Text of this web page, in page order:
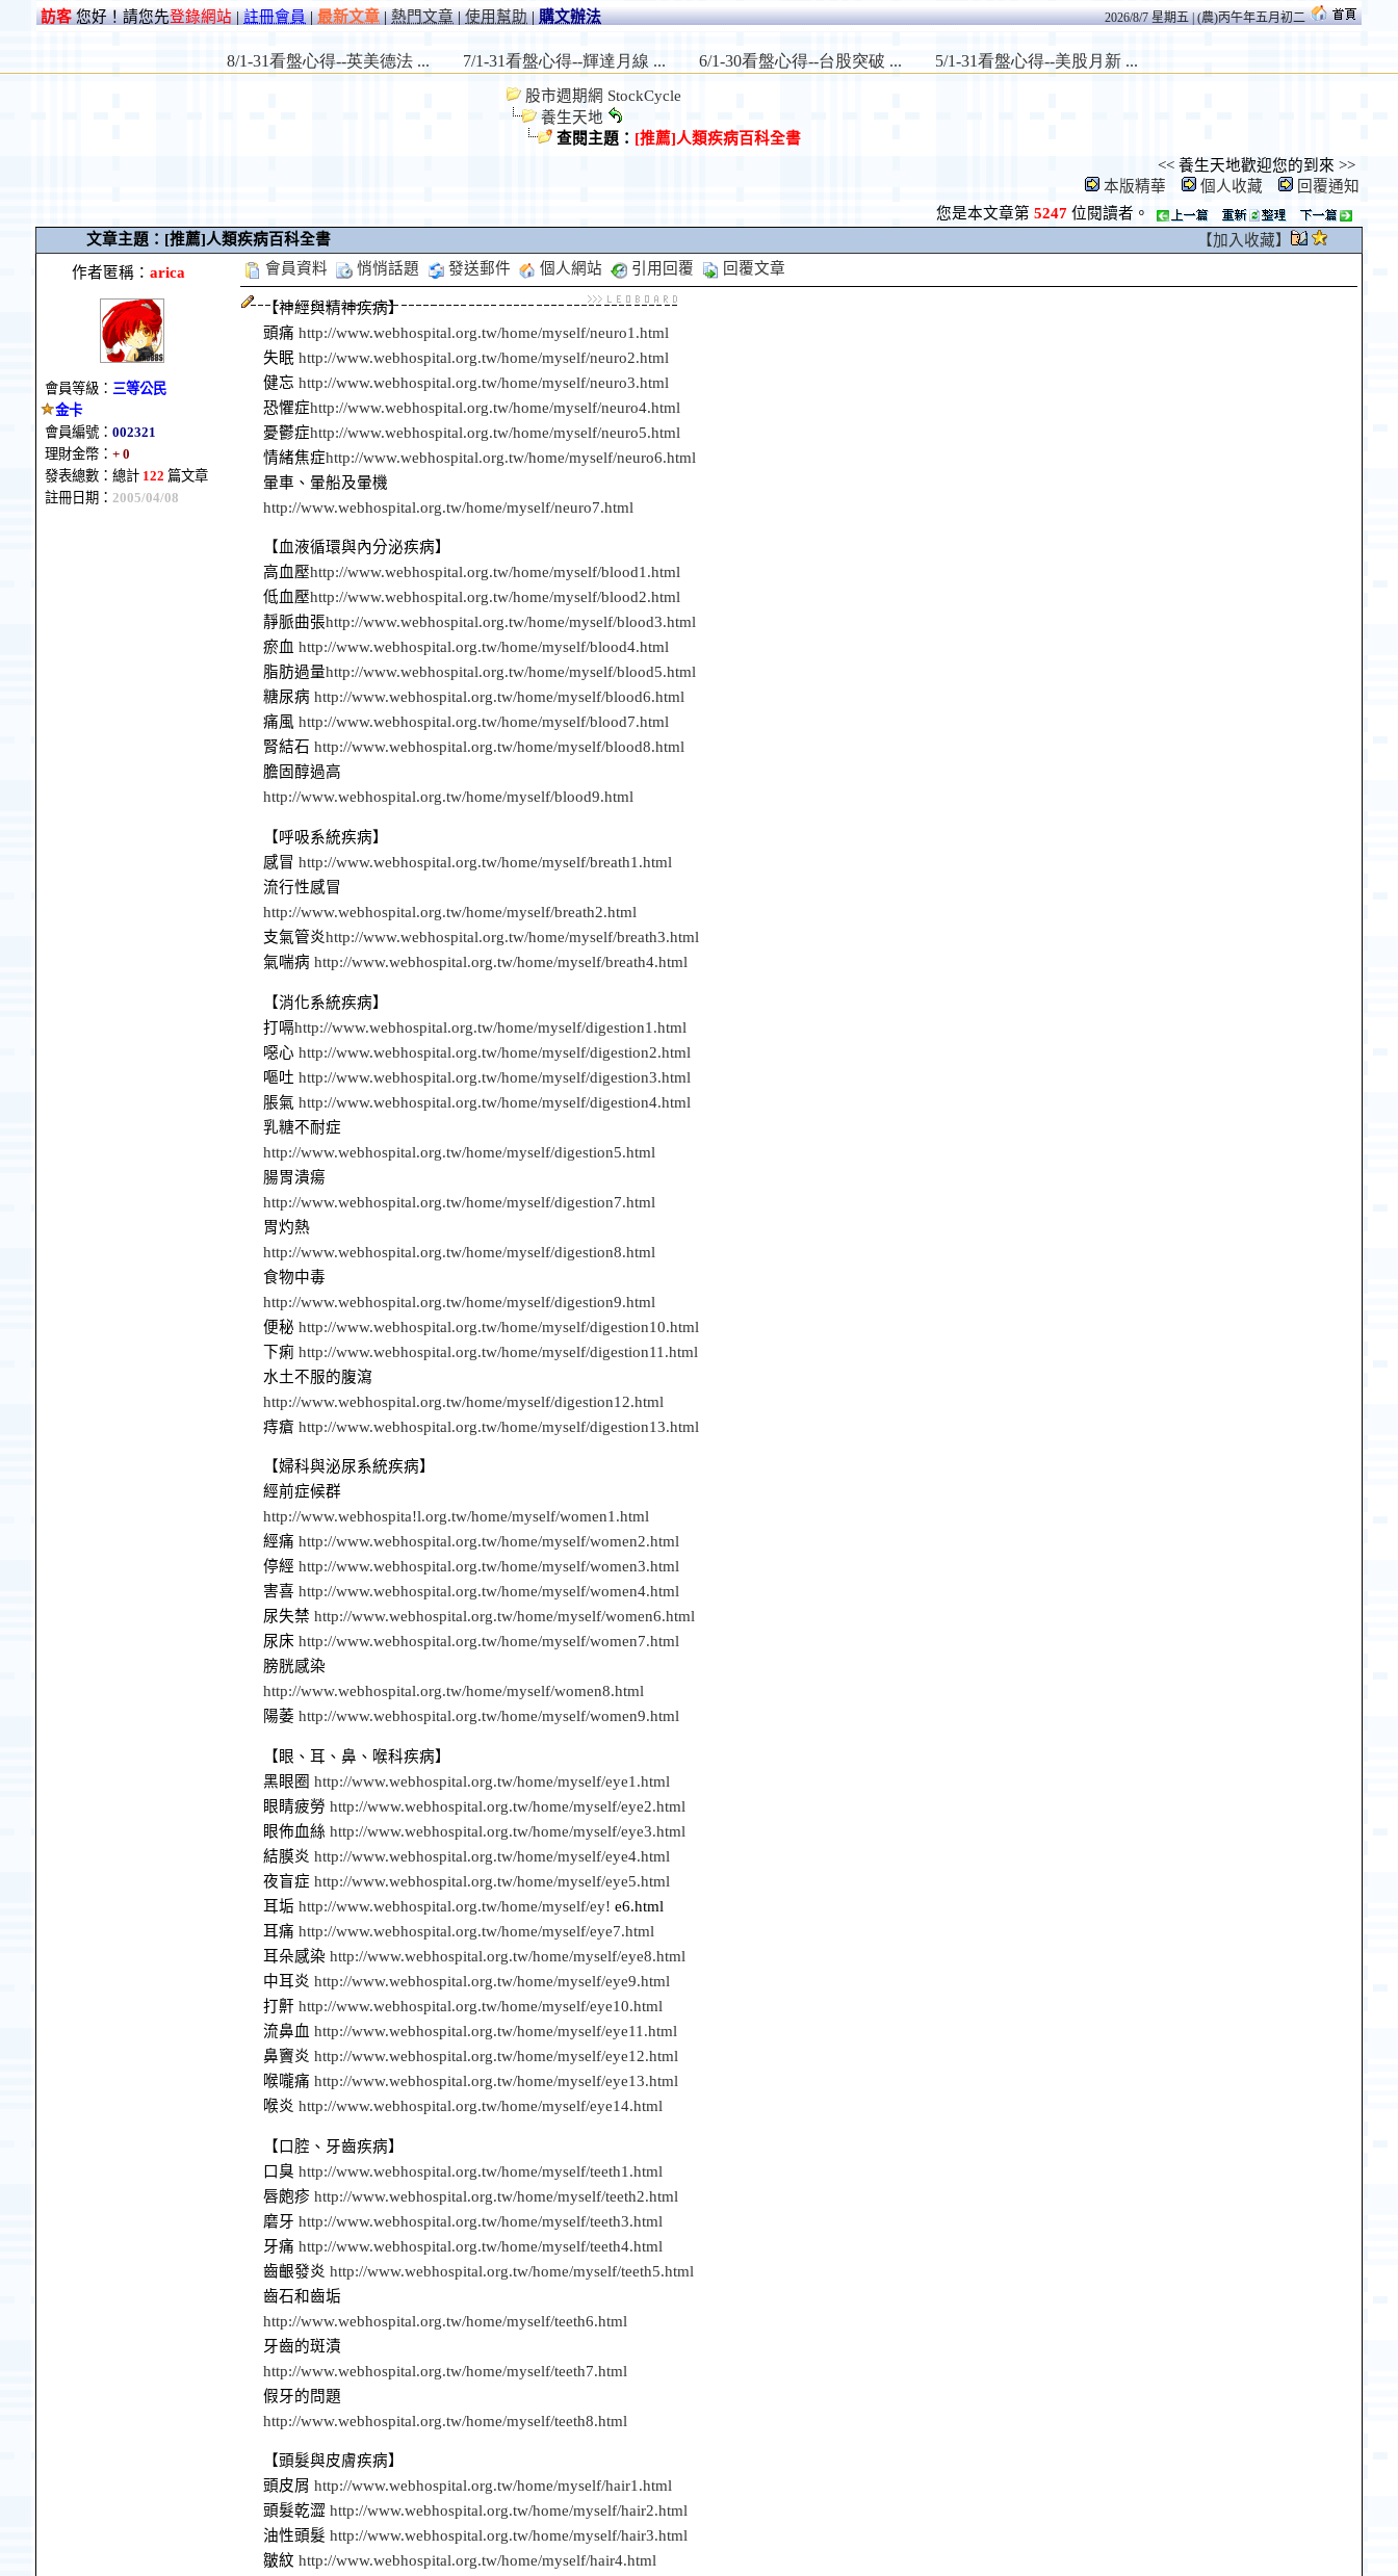
訪客您好！請您先登錄網站|註冊會員|最新文章|熱門文章|使用幫助|購文辦法 2026/8/7 星期五 | (農)丙午年五月初二
股市週期網 StockCycle
養生天地
查閱主題： [推薦]人類疾病百科全書
<< 養生天地歡迎您的到來 >>
本版精華
個人收藏
回覆通知
您是本文章第 5247 位閱讀者。
文章主題：[推薦]人類疾病百科全書
【加入收藏】
作者匿稱： arica
會員等級： 三等公民
金卡
會員編號： 002321
理財金幣： + 0
發表總數：總計 122 篇文章
註冊日期： 2005/04/08
會員資料 悄悄話題 發送郵件 個人網站 引用回覆 回覆文章
【神經與精神疾病】
頭痛 http://www.webhospital.org.tw/home/myself/neuro1.html
失眠 http://www.webhospital.org.tw/home/myself/neuro2.html
健忘 http://www.webhospital.org.tw/home/myself/neuro3.html
恐懼症http://www.webhospital.org.tw/home/myself/neuro4.html
憂鬱症http://www.webhospital.org.tw/home/myself/neuro5.html
情緒焦症http://www.webhospital.org.tw/home/myself/neuro6.html
暈車、暈船及暈機
http://www.webhospital.org.tw/home/myself/neuro7.html
【血液循環與內分泌疾病】
高血壓http://www.webhospital.org.tw/home/myself/blood1.html
低血壓http://www.webhospital.org.tw/home/myself/blood2.html
靜脈曲張http://www.webhospital.org.tw/home/myself/blood3.html
瘀血 http://www.webhospital.org.tw/home/myself/blood4.html
脂肪過量http://www.webhospital.org.tw/home/myself/blood5.html
糖尿病 http://www.webhospital.org.tw/home/myself/blood6.html
痛風 http://www.webhospital.org.tw/home/myself/blood7.html
腎結石 http://www.webhospital.org.tw/home/myself/blood8.html
膽固醇過高
http://www.webhospital.org.tw/home/myself/blood9.html
【呼吸系統疾病】
感冒 http://www.webhospital.org.tw/home/myself/breath1.html
流行性感冒
http://www.webhospital.org.tw/home/myself/breath2.html
支氣管炎http://www.webhospital.org.tw/home/myself/breath3.html
氣喘病 http://www.webhospital.org.tw/home/myself/breath4.html
【消化系統疾病】
打嗝http://www.webhospital.org.tw/home/myself/digestion1.html
噁心 http://www.webhospital.org.tw/home/myself/digestion2.html
嘔吐 http://www.webhospital.org.tw/home/myself/digestion3.html
脹氣 http://www.webhospital.org.tw/home/myself/digestion4.html
乳糖不耐症
http://www.webhospital.org.tw/home/myself/digestion5.html
腸胃潰瘍
http://www.webhospital.org.tw/home/myself/digestion7.html
胃灼熱
http://www.webhospital.org.tw/home/myself/digestion8.html
食物中毒
http://www.webhospital.org.tw/home/myself/digestion9.html
便秘 http://www.webhospital.org.tw/home/myself/digestion10.html
下痢 http://www.webhospital.org.tw/home/myself/digestion11.html
水土不服的腹瀉
http://www.webhospital.org.tw/home/myself/digestion12.html
痔瘡 http://www.webhospital.org.tw/home/myself/digestion13.html
【婦科與泌尿系統疾病】
經前症候群
http://www.webhospita!l.org.tw/home/myself/women1.html
經痛 http://www.webhospital.org.tw/home/myself/women2.html
停經 http://www.webhospital.org.tw/home/myself/women3.html
害喜 http://www.webhospital.org.tw/home/myself/women4.html
尿失禁 http://www.webhospital.org.tw/home/myself/women6.html
尿床 http://www.webhospital.org.tw/home/myself/women7.html
膀胱感染
http://www.webhospital.org.tw/home/myself/women8.html
陽萎 http://www.webhospital.org.tw/home/myself/women9.html
【眼、耳、鼻、喉科疾病】
黑眼圈 http://www.webhospital.org.tw/home/myself/eye1.html
眼睛疲勞 http://www.webhospital.org.tw/home/myself/eye2.html
眼佈血絲 http://www.webhospital.org.tw/home/myself/eye3.html
結膜炎 http://www.webhospital.org.tw/home/myself/eye4.html
夜盲症 http://www.webhospital.org.tw/home/myself/eye5.html
耳垢 http://www.webhospital.org.tw/home/myself/ey! e6.html
耳痛 http://www.webhospital.org.tw/home/myself/eye7.html
耳朵感染 http://www.webhospital.org.tw/home/myself/eye8.html
中耳炎 http://www.webhospital.org.tw/home/myself/eye9.html
打鼾 http://www.webhospital.org.tw/home/myself/eye10.html
流鼻血 http://www.webhospital.org.tw/home/myself/eye11.html
鼻竇炎 http://www.webhospital.org.tw/home/myself/eye12.html
喉嚨痛 http://www.webhospital.org.tw/home/myself/eye13.html
喉炎 http://www.webhospital.org.tw/home/myself/eye14.html
【口腔、牙齒疾病】
口臭 http://www.webhospital.org.tw/home/myself/teeth1.html
唇皰疹 http://www.webhospital.org.tw/home/myself/teeth2.html
磨牙 http://www.webhospital.org.tw/home/myself/teeth3.html
牙痛 http://www.webhospital.org.tw/home/myself/teeth4.html
齒齦發炎 http://www.webhospital.org.tw/home/myself/teeth5.html
齒石和齒垢
http://www.webhospital.org.tw/home/myself/teeth6.html
牙齒的斑漬
http://www.webhospital.org.tw/home/myself/teeth7.html
假牙的問題
http://www.webhospital.org.tw/home/myself/teeth8.html
【頭髮與皮膚疾病】
頭皮屑 http://www.webhospital.org.tw/home/myself/hair1.html
頭髮乾澀 http://www.webhospital.org.tw/home/myself/hair2.html
油性頭髮 http://www.webhospital.org.tw/home/myself/hair3.html
皺紋 http://www.webhospital.org.tw/home/myself/hair4.html